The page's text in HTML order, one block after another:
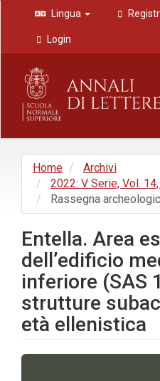
Navigazione
principale
Contenuto
principale
Barra
laterale
Lingua
Login
Home
Archivi
2022: V Serie, Vol.
Rassegna
Entella. Area
dell’edificio
inferiore (SAS
strutture
età ellenistica
Barra